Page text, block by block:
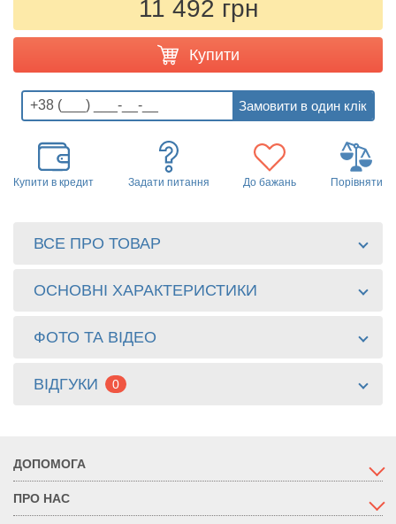
11 492 грн
Купити
Купити в кредит Задати питання До бажань Порівняти
ВСЕ ПРО ТОВАР
ОСНОВНІ ХАРАКТЕРИСТИКИ
ФОТО ТА ВІДЕО
ВІДГУКИ 0
ДОПОМОГА
ПРО НАС